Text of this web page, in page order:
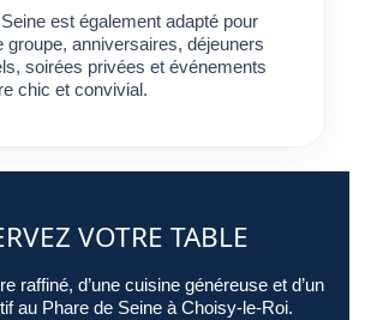
est également adapté pour
groupe, anniversaires, déjeuners
soirées privées et événements
chic et convivial.
VOTRE TABLE
raffiné, d’une cuisine généreuse et d’un
au Phare de Seine à Choisy-le-Roi.